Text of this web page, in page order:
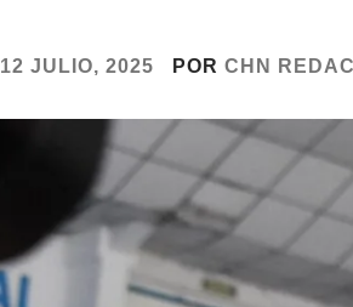
12 JULIO, 2025 POR CHN